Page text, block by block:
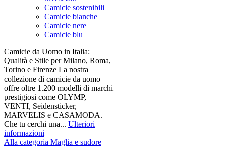
Camicie sostenibili
Camicie bianche
Camicie nere
Camicie blu
Camicie da Uomo in Italia:
Qualità e Stile per Milano, Roma,
Torino e Firenze La nostra
collezione di camicie da uomo
offre oltre 1.200 modelli di marchi
prestigiosi come OLYMP,
VENTI, Seidensticker,
MARVELIS e CASAMODA.
Che tu cerchi una... Ulteriori
informazioni
Alla categoria Maglia e sudore